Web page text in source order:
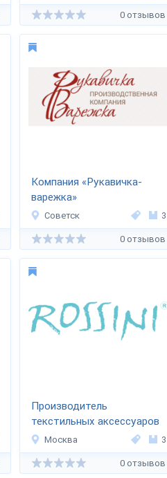
0 отзывов
Компания «Рукавичка-
варежка»
Советск 3
0 отзывов
Производитель
текстильных аксессуаров
«Rossini»
Москва 3
0 отзывов